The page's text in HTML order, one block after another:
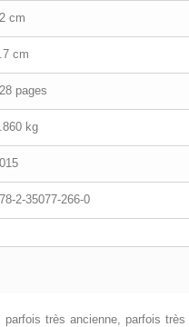
cm
cm
pages
kg
2-35077-266-0
très ancienne, parfois